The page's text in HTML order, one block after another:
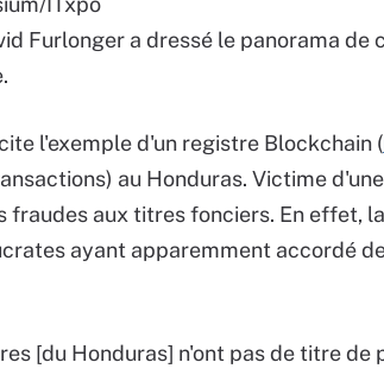
Furlonger a dressé le panorama de
l'exemple d'un registre Blockchain (
au Honduras. Victime
fraudes aux titres fonciers. En effet,
ayant apparemment accordé
[du Honduras] n'ont pas de titre de